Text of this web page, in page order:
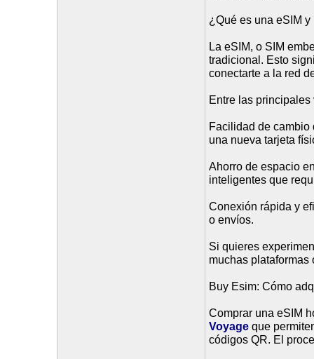
¿Qué es una eSIM
La eSIM, o SIM
tradicional. Esto
conectarte a la red
Entre las
Facilidad de cambio
una nueva tarjeta
Ahorro de espacio
inteligentes que
Conexión rápida y
o envíos.
Si quieres
muchas
Buy Esim: Cómo
Comprar una eSIM
Voyageque
códigos QR. El